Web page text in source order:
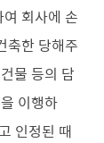
회사에 손
축한 당해주
물 등의 담
이행하
인정된 때